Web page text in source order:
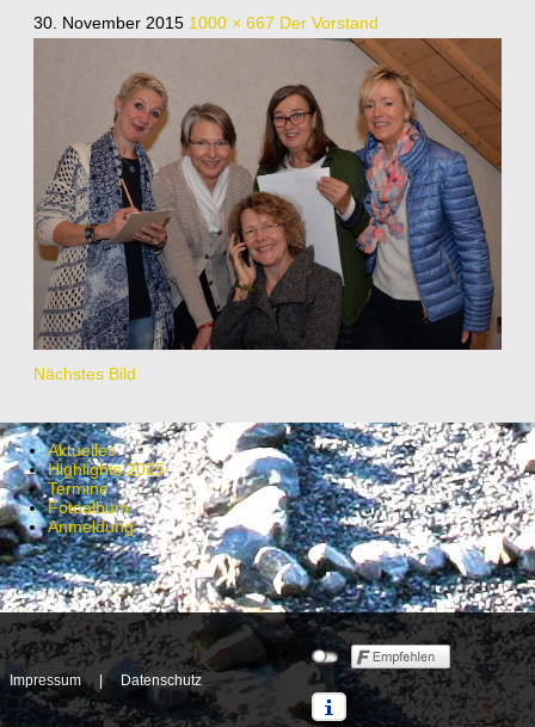
30. November 2015 1000 × 667 Der Vorstand
Nächstes Bild
Aktuelles
Highlights 2025
Termine
Fotoalbum
Anmeldung
Impressum | Datenschutz